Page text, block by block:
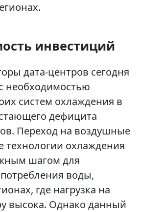
инвестиций
дата-центров сегодня
необходимостью
систем охлаждения в
дефицита
Переход на воздушные
технологии охлаждения
шагом для
воды,
где нагрузка на
высока. Однако данный